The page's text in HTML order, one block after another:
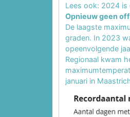
Lees ook: 2024 is
Opnieuw geen
De laagste
graden. In 2023
opeenvolgende
Regionaal kwam
januari in